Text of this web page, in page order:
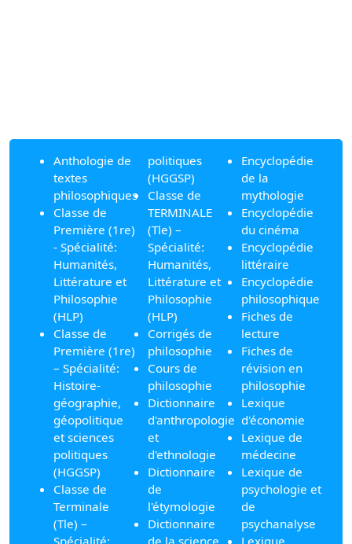
Anthologie de
textes
philosophiques
Classe de
Première (1re)
- Spécialité:
Humanités,
Littérature et
Philosophie
(HLP)
Classe de
Première (1re)
– Spécialité:
Histoire-
géographie,
géopolitique
et sciences
politiques
(HGGSP)
Classe de
Terminale
(Tle) –
politiques
(HGGSP)
Classe de
TERMINALE
(Tle) –
Spécialité:
Humanités,
Littérature et
Philosophie
(HLP)
Corrigés de
philosophie
Cours de
philosophie
Dictionnaire
d'anthropologie
et
d'ethnologie
Dictionnaire
de
l'étymologie
Dictionnaire
Encyclopédie
de la
mythologie
Encyclopédie
du cinéma
Encyclopédie
littéraire
Encyclopédie
philosophique
Fiches de
lecture
Fiches de
révision en
philosophie
Lexique
d'économie
Lexique de
médecine
Lexique de
psychologie et
de
psychanalyse